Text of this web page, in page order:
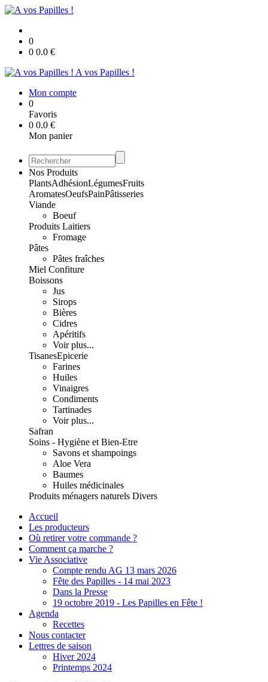
0
0 0.0 €
A vos Papilles !
Mon compte
0
Favoris
0 0.0 €
Mon panier
Nos Produits
PlantsAdhésionLégumesFruits
AromatesOeufsPainPâtisseries
Viande
Boeuf
Produits Laitiers
Fromage
Pâtes
Pâtes fraîches
Miel Confiture
Boissons
Jus
Sirops
Bières
Cidres
Apéritifs
Voir plus...
TisanesEpicerie
Farines
Huiles
Vinaigres
Condiments
Tartinades
Voir plus...
Safran
Soins - Hygiène et Bien-Etre
Savons et shampoings
Aloe Vera
Baumes
Huiles médicinales
Produits ménagers naturels Divers
Accueil
Les producteurs
Où retirer votre commande ?
Comment ça marche ?
Vie Associative
Compte rendu AG 13 mars 2026
Fête des Papilles - 14 mai 2023
Dans la Presse
19 octobre 2019 - Les Papilles en Fête !
Agenda
Recettes
Nous contacter
Lettres de saison
Hiver 2024
Printemps 2024